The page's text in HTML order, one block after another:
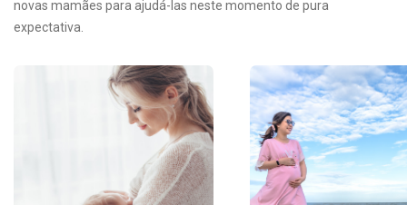
novas mamães para ajudá-las neste momento de pura
expectativa.